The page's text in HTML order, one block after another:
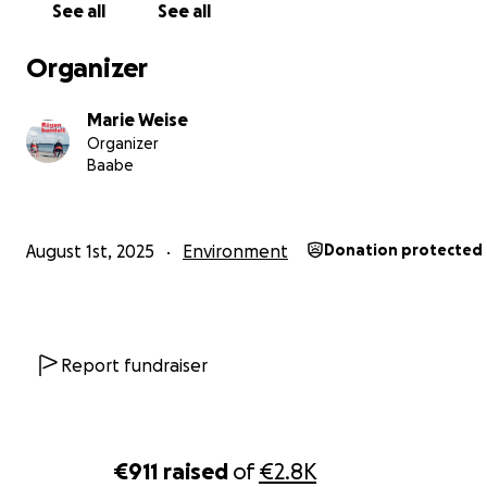
€911 raised of€2.8K
Jetzt spenden. Jetzt handeln. Für Natur. Für alle.
Dank Deiner Spende, können wir auch in Zukunft
realisieren.
See all See all
Organizer
Marie Weise
Organizer
Baabe
August 1st, 2025 Environment Donation protected
Report fundraiser